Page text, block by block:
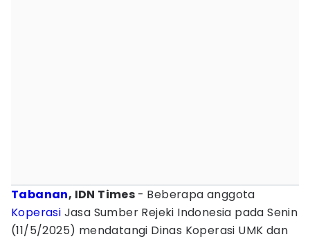
Tabanan, IDN Times - Beberapa anggota
Koperasi Jasa Sumber Rejeki Indonesia pada Senin
(11/5/2025) mendatangi Dinas Koperasi UMK dan